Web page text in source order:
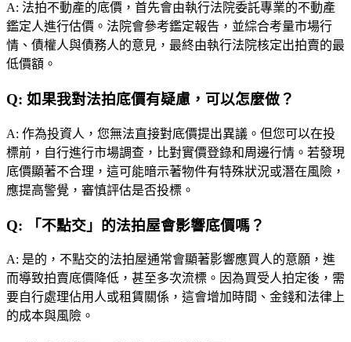
A: 法拍不動產的底價，首先會由執行法院委託專業的不動產
鑑定人進行估價。法院會參考鑑定報告，並綜合考量市場行
情、債權人與債務人的意見，最終由執行法院核定出拍賣的最
低價額。
Q: 如果我對法拍底價有疑慮，可以怎麼做？
A: 作為投資人，您無法直接對底價提出異議。但您可以在投
標前，自行進行市場調查，比對實價登錄和周邊行情。若發現
底價顯著不合理，這可能暗示著物件有特殊狀況或潛在風險，
應提高警覺，審慎評估是否投標。
Q: 「不點交」的法拍屋會影響底價嗎？
A: 是的，不點交的法拍屋通常會顯著影響應買人的意願，進
而導致拍賣底價降低，甚至多次流標。因為買受人拍定後，需
要自行處理佔用人或租賃關係，這會增加時間、金錢和法律上
的成本與風險。